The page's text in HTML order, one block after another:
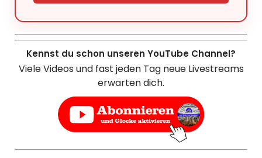
Kennst du schon unseren YouTube Channel?
Viele Videos und fast jeden Tag neue Livestreams
erwarten dich.